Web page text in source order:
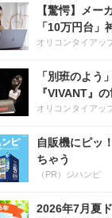
【驚愕】メー
「10万円台」
オリコンタイアッ
「別班のよう
『VIVANT』
オリコンタイアッ
自販機にピッ
ちゃう
（PR）ジハンピ
2026年7月夏